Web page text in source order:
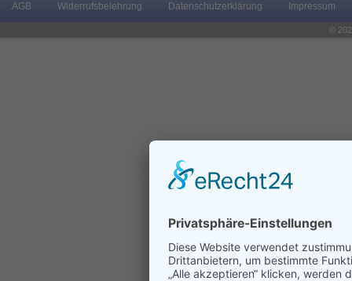
AGB Widerrufsbelehrung Datenschutzerklärung Impressum
©